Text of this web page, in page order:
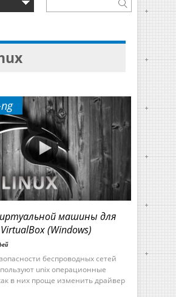
машины для
(Windows)
беспроводных сетей
unix операционные
в них проще изменить драйвер